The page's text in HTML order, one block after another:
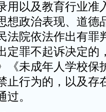
用以及教育行业准
想政治表现、道德
法院依法作出有罪
定罪不起诉决定的
《未成年人学校保
止行为的，以及存
。